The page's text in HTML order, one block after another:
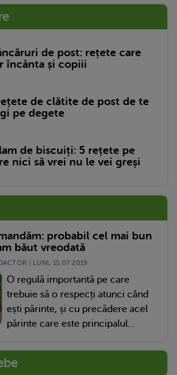
de post: rețete care
încânta și copiii
de clătite de post de te
pe degete
de biscuiți: 5 rețete pe
nici să vrei nu le vei greși
probabil cel mai bun
băut vreodată
| LUNI, 15.07.2019
O regulă importantă pe care
trebuie să o respecți atunci când
ești părinte, și cu precădere acel
părinte care este principalul...